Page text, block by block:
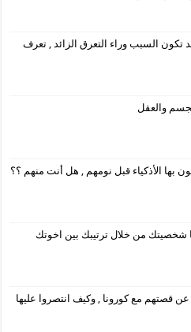
تكون السبب وراء التعرق الزائد , تعرف
والعقل
بها الأذكياء قبل نومهم , هل أنت منهم ؟؟
شخصيتك من خلال ترتيبك بين اخوتك
قصتهم مع كورونا , وكيف انتصروا عليها